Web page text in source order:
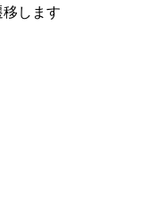
します